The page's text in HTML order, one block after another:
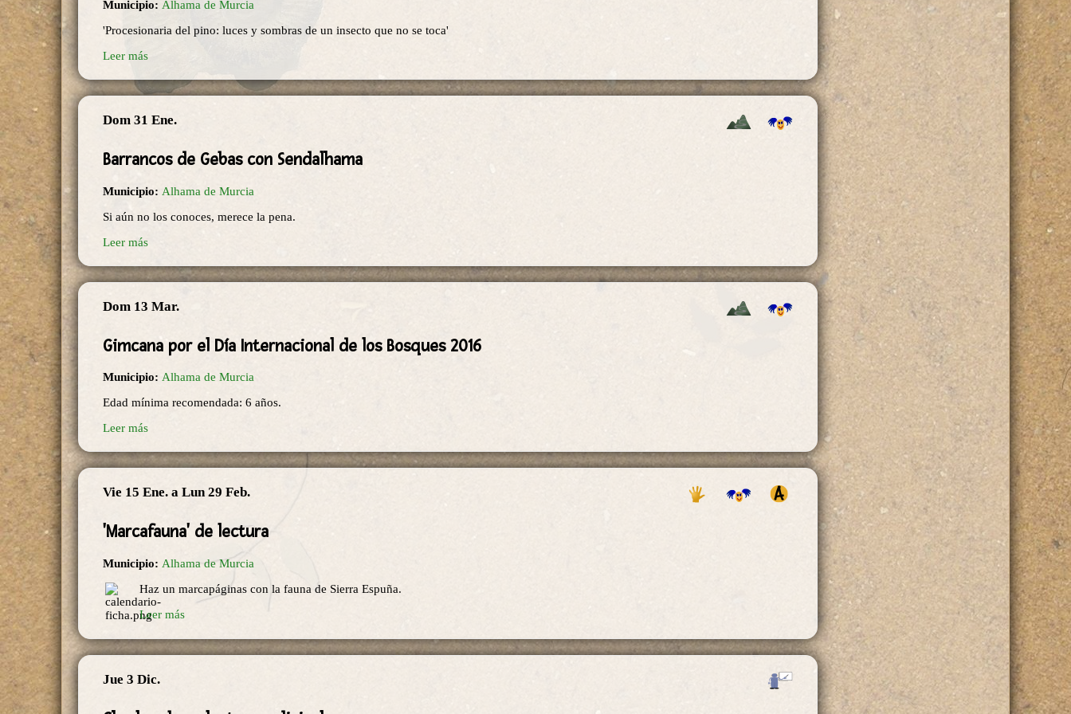
Municipio: Alhama de Murcia
'Procesionaria del pino: luces y sombras de un insecto que no se toca'
Leer más
Dom 31 Ene.
Barrancos de Gebas con Sendalhama
Municipio: Alhama de Murcia
Si aún no los conoces, merece la pena.
Leer más
Dom 13 Mar.
Gimcana por el Día Internacional de los Bosques 2016
Municipio: Alhama de Murcia
Edad mínima recomendada: 6 años.
Leer más
Vie 15 Ene. a Lun 29 Feb.
'Marcafauna' de lectura
Municipio: Alhama de Murcia
Haz un marcapáginas con la fauna de Sierra Espuña.
Leer más
Jue 3 Dic.